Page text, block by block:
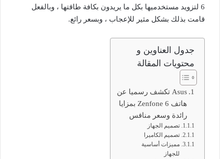
6 لتزويد مستخدميها بكل ما يريدون بكافة طاقتها ، وبالفعل
قامت بذلك بشكل مثير للإعجاب ، وبسعر رائع.
جدول العناوين و
محتويات المقالة
Asus تكشف رسميا عن
هاتف Zenfone 6 بمزايا
رائدة وسعر منافس
تصميم الجهاز
تصميم الكاميرا
مميزات أساسية
للجهاز